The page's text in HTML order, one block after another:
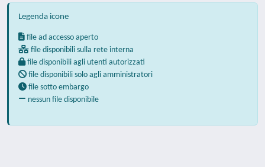
Legenda icone
file ad accesso aperto
file disponibili sulla rete interna
file disponibili agli utenti autorizzati
file disponibili solo agli amministratori
file sotto embargo
nessun file disponibile